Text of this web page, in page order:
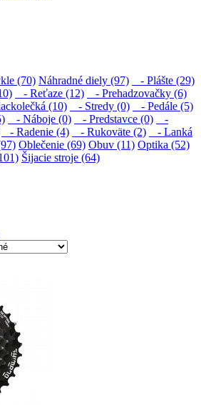
(70) Náhradné diely (97)
- Plášte (29)
- Reťaze (12)
- Prehadzovačky (6)
(10) - Stredy (0)
- Pedále (5)
- Náboje (0) - Predstavce (0)
-
- Radenie (4) - Rukoväte (2)
- Lanká
Oblečenie (69) Obuv (11) Optika (52)
Šijacie stroje (64)